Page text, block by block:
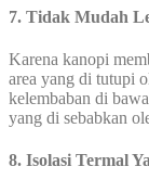
7. Tidak Mudah
Karena kanopi
area yang di tutupi
kelembaban di
yang di sebabkan
8. Isolasi Termal